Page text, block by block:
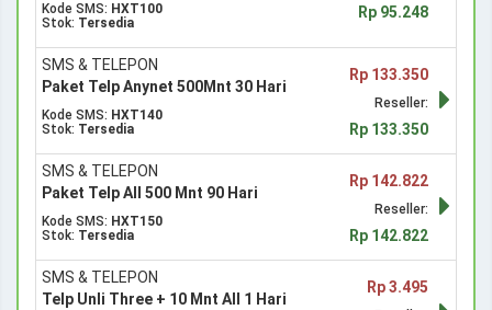
Kode SMS: HXT100
Stok: Tersedia
Rp 95.248
SMS & TELEPON
Paket Telp Anynet 500Mnt 30 Hari
Kode SMS: HXT140
Stok: Tersedia
Rp 133.350
Reseller:
Rp 133.350
SMS & TELEPON
Paket Telp All 500 Mnt 90 Hari
Kode SMS: HXT150
Stok: Tersedia
Rp 142.822
Reseller:
Rp 142.822
SMS & TELEPON
Telp Unli Three + 10 Mnt All 1 Hari
Rp 3.495